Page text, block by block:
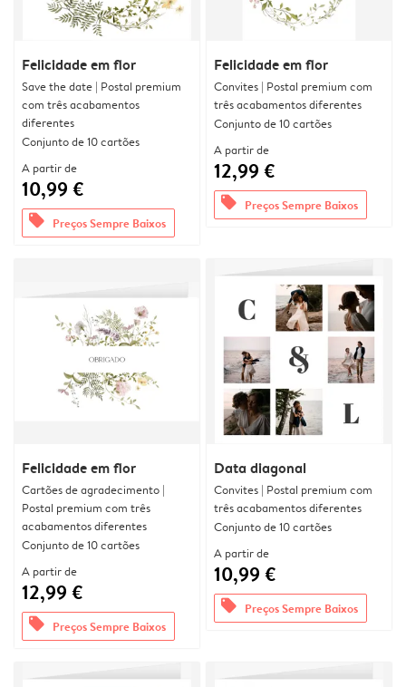
Felicidade em flor
Save the date | Postal premium
com três acabamentos
diferentes
Conjunto de 10 cartões
A partir de
10,99 €
offers Preços Sempre Baixos
Felicidade em flor
Convites | Postal premium com
três acabamentos diferentes
Conjunto de 10 cartões
A partir de
12,99 €
offers Preços Sempre Baixos
Felicidade em flor
Cartões de agradecimento |
Postal premium com três
acabamentos diferentes
Conjunto de 10 cartões
A partir de
12,99 €
offers Preços Sempre Baixos
Data diagonal
Convites | Postal premium com
três acabamentos diferentes
Conjunto de 10 cartões
A partir de
10,99 €
offers Preços Sempre Baixos